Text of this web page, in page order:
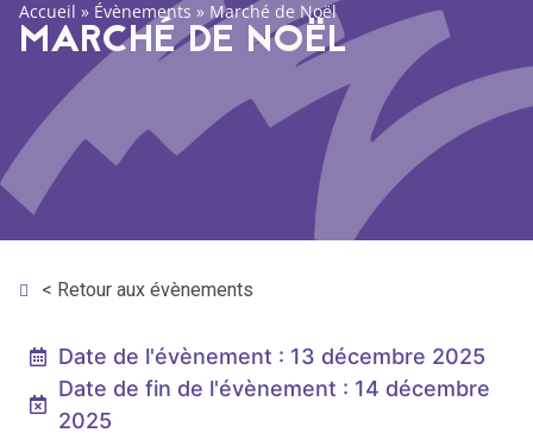
Accueil » Évènements » Marché de Noël
MARCHÉ DE NOËL
< Retour aux évènements
Date de l'évènement : 13 décembre 2025
Date de fin de l'évènement : 14 décembre
2025